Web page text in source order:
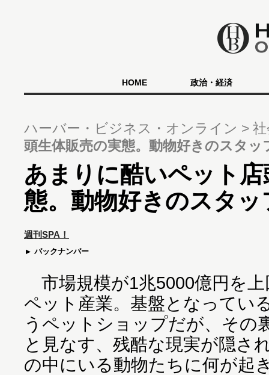
HOME 政治・経済
ハーバー・ビジネス・オンライン
頭生体販売の実態。動物好きのスタッ
あまりに酷いペット
態。動物好きのスタ
週刊SPA！
バックナンバー
市場規模が1兆5000億円を
ペット産業。基盤となってい
うペットショップだが、その
と見なす、残酷な現実が隠さ
の中にいる動物たちに何が起